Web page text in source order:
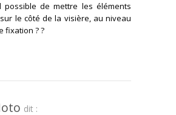
possible de mettre les éléments
le côté de la visière, au niveau
fixation ? ?
dit :